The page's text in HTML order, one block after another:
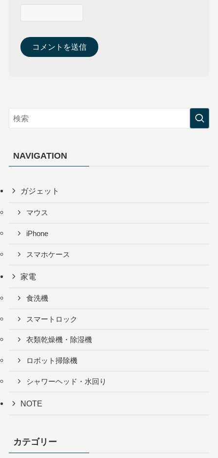
NAVIGATION
ガジェット
マウス
iPhone
スマホケース
家電
食洗機
スマートロック
衣類乾燥機・除湿機
ロボット掃除機
シャワーヘッド・水回り
NOTE
カテゴリー